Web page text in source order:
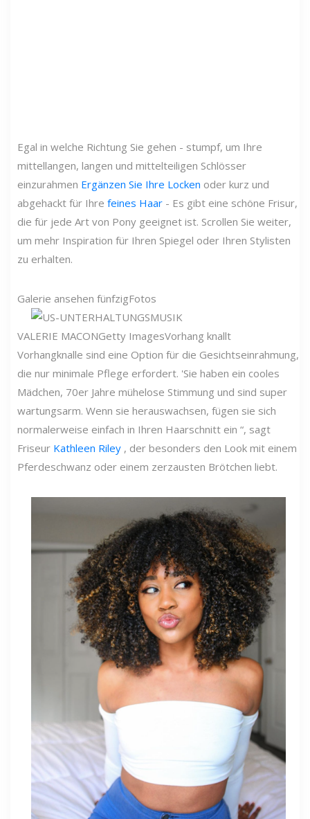
Egal in welche Richtung Sie gehen - stumpf, um Ihre
mittellangen, langen und mittelteiligen Schlösser
einzurahmen Ergänzen Sie Ihre Locken oder kurz und
abgehackt für Ihre feines Haar - Es gibt eine schöne Frisur,
die für jede Art von Pony geeignet ist. Scrollen Sie weiter,
um mehr Inspiration für Ihren Spiegel oder Ihren Stylisten
zu erhalten.
Galerie ansehen fünfzigFotos
VALERIE MACONGetty ImagesVorhang knallt
Vorhangknalle sind eine Option für die Gesichtseinrahmung,
die nur minimale Pflege erfordert. 'Sie haben ein cooles
Mädchen, 70er Jahre mühelose Stimmung und sind super
wartungsarm. Wenn sie herauswachsen, fügen sie sich
normalerweise einfach in Ihren Haarschnitt ein “, sagt
Friseur Kathleen Riley , der besonders den Look mit einem
Pferdeschwanz oder einem zerzausten Brötchen liebt.